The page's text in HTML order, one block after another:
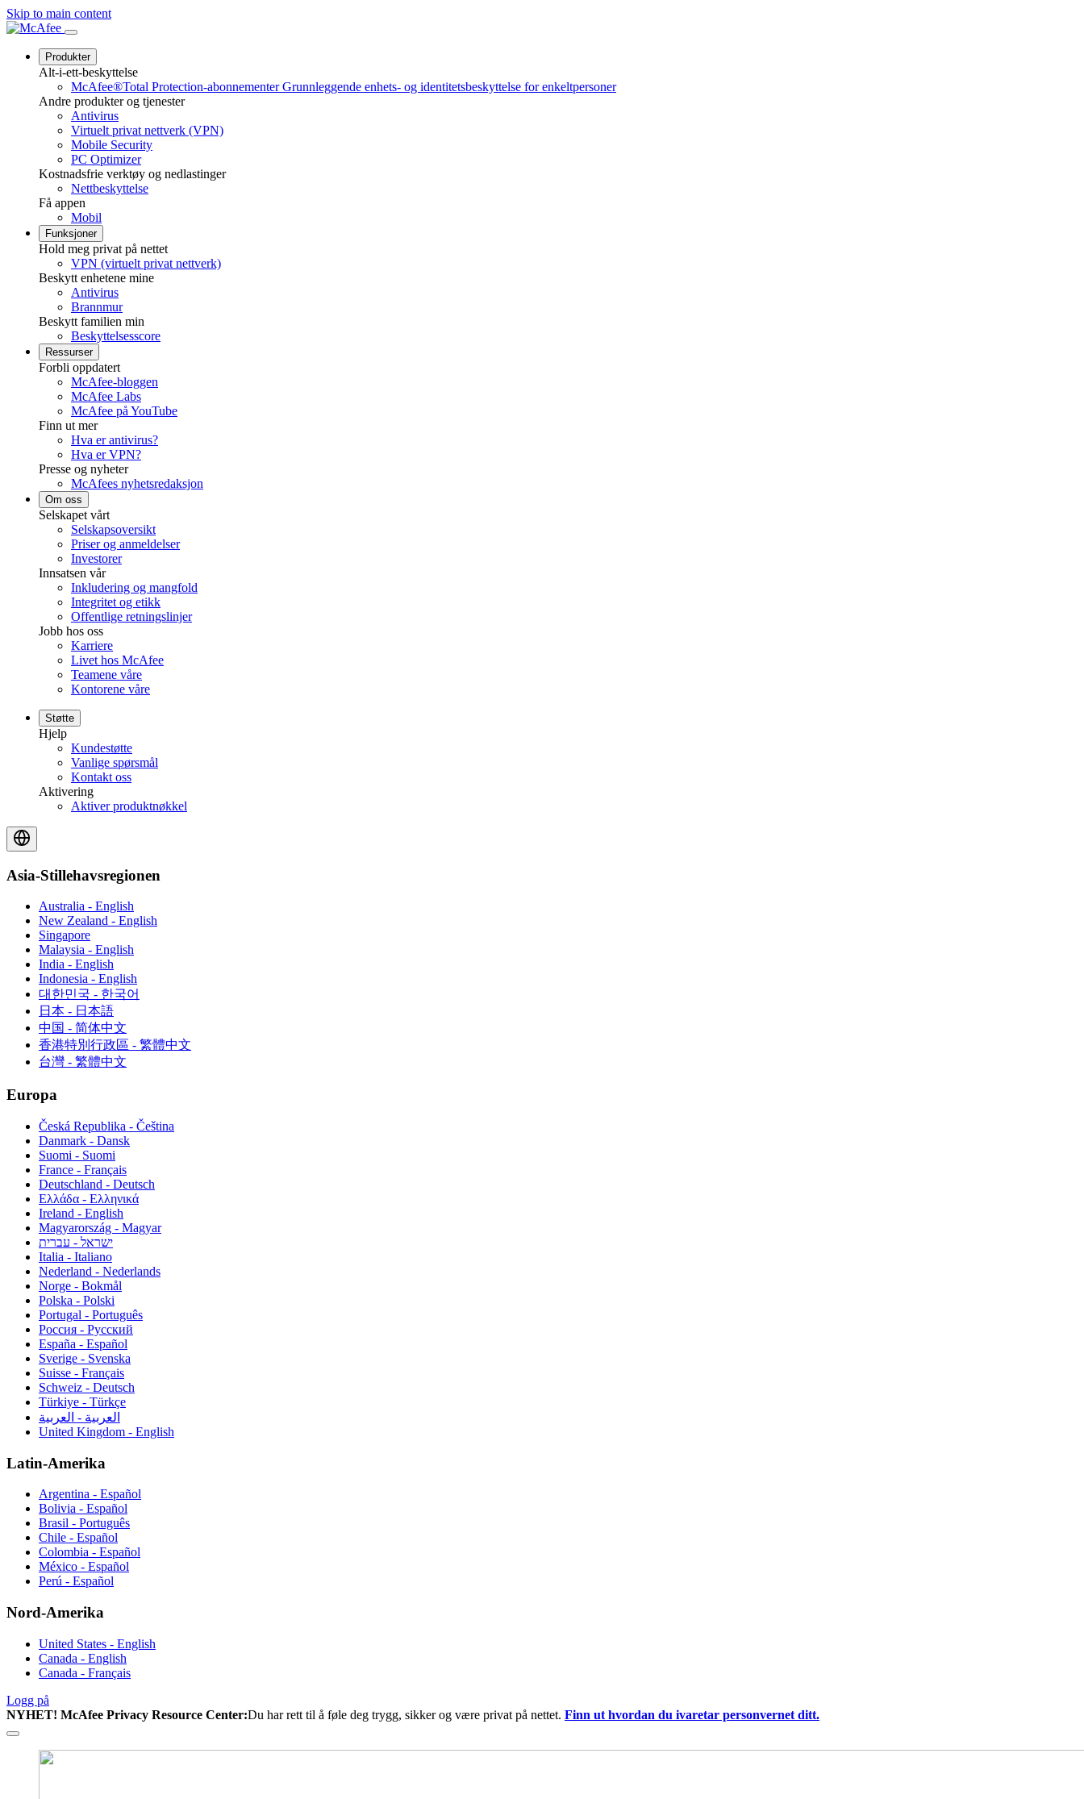
Skip to main content
Produkter
Alt-i-ett-beskyttelse
McAfee®Total Protection-abonnementer Grunnleggende enhets- og identitetsbeskyttelse for enkeltpersoner
Andre produkter og tjenester
Antivirus
Virtuelt privat nettverk (VPN)
Mobile Security
PC Optimizer
Kostnadsfrie verktøy og nedlastinger
Nettbeskyttelse
Få appen
Mobil
Funksjoner
Hold meg privat på nettet
VPN (virtuelt privat nettverk)
Beskytt enhetene mine
Antivirus
Brannmur
Beskytt familien min
Beskyttelsesscore
Ressurser
Forbli oppdatert
McAfee-bloggen
McAfee Labs
McAfee på YouTube
Finn ut mer
Hva er antivirus?
Hva er VPN?
Presse og nyheter
McAfees nyhetsredaksjon
Om oss
Selskapet vårt
Selskapsoversikt
Priser og anmeldelser
Investorer
Innsatsen vår
Inkludering og mangfold
Integritet og etikk
Offentlige retningslinjer
Jobb hos oss
Karriere
Livet hos McAfee
Teamene våre
Kontorene våre
Støtte
Hjelp
Kundestøtte
Vanlige spørsmål
Kontakt oss
Aktivering
Aktiver produktnøkkel
Asia-Stillehavsregionen
Australia - English
New Zealand - English
Singapore
Malaysia - English
India - English
Indonesia - English
대한민국 - 한국어
日本 - 日本語
中国 - 简体中文
香港特別行政區 - 繁體中文
台灣 - 繁體中文
Europa
Česká Republika - Čeština
Danmark - Dansk
Suomi - Suomi
France - Français
Deutschland - Deutsch
Ελλάδα - Ελληνικά
Ireland - English
Magyarország - Magyar
ישראל - עברית
Italia - Italiano
Nederland - Nederlands
Norge - Bokmål
Polska - Polski
Portugal - Português
Россия - Русский
España - Español
Sverige - Svenska
Suisse - Français
Schweiz - Deutsch
Türkiye - Türkçe
العربية - العربية
United Kingdom - English
Latin-Amerika
Argentina - Español
Bolivia - Español
Brasil - Português
Chile - Español
Colombia - Español
México - Español
Perú - Español
Nord-Amerika
United States - English
Canada - English
Canada - Français
Logg på
NYHET! McAfee Privacy Resource Center:Du har rett til å føle deg trygg, sikker og være privat på nettet. Finn ut hvordan du ivaretar personvernet ditt.